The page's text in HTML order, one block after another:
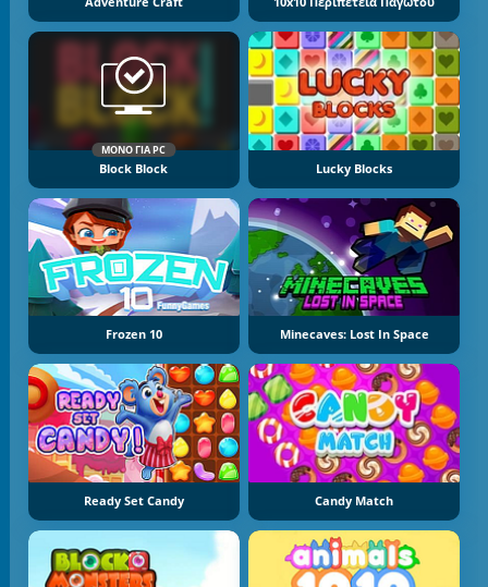
ΜΌΝΟ ΓΙΑ PC
Block Block Lucky Blocks
Frozen 10 Minecaves: Lost In Space
Ready Set Candy Candy Match